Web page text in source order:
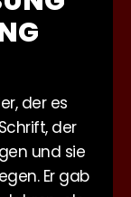
der es
der
und sie
Er gab